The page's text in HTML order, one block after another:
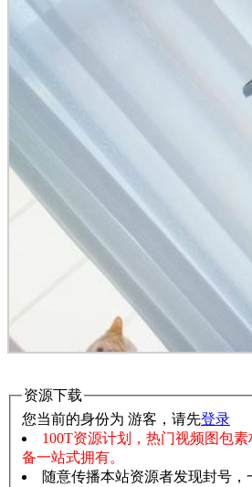
资源下载
您当前的身份为 游客，请先登录
100T资源计划，热门视频图包
备一站式拥有。
随意传播本站资源者发现封号